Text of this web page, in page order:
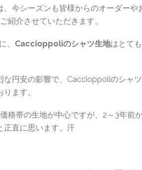
今シーズンも皆様からのオーダーや
紹介させていただきます。
、 Caccioppoliのシャツ生地はとて
な円安の影響で、Caccioppoliのシャ
ます。
格帯の生地が中心ですが、2～3年前
正直に思います。汗